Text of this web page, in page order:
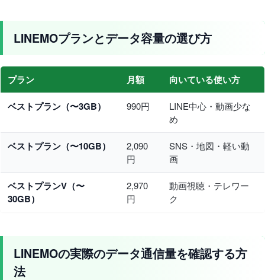
LINEMOプランとデータ容量の選び方
プラン 月額 向いている使い方
ベストプラン（〜3GB） 990円
LINE中心・動画少な
め
ベストプラン（〜10GB）
2,090
円
SNS・地図・軽い動
画
ベストプランV（〜
30GB）
2,970
円
動画視聴・テレワー
ク
LINEMOの実際のデータ通信量を確認する方
法